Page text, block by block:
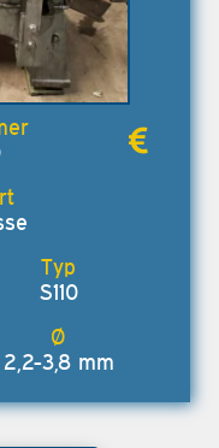
S110
2,2-3,8 mm